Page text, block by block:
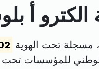
الكترو
تحت الهوية
للمؤسسات تحت